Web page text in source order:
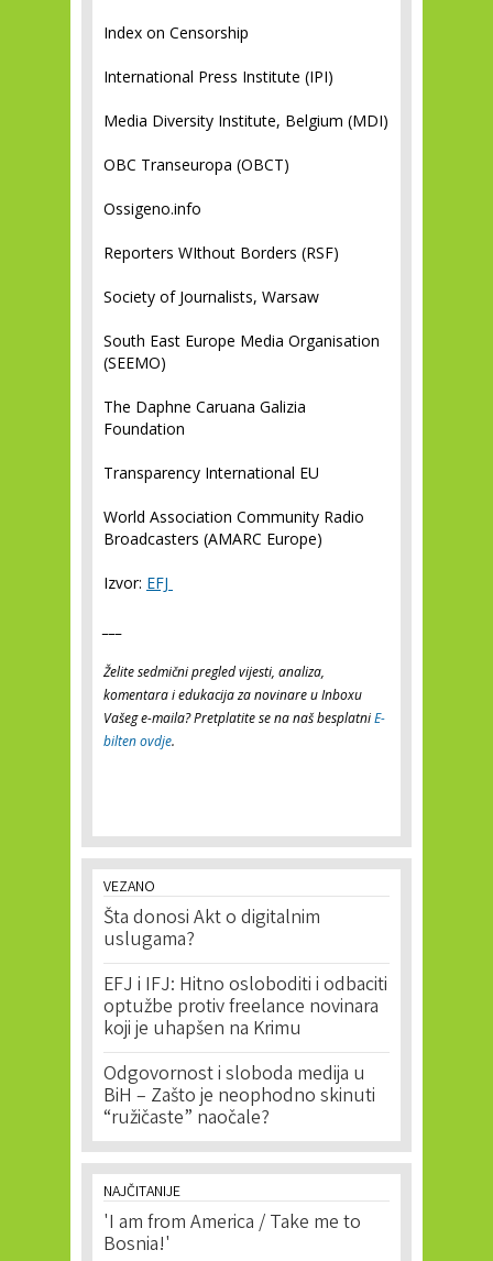
Index on Censorship
International Press Institute (IPI)
Media Diversity Institute, Belgium (MDI)
OBC Transeuropa (OBCT)
Ossigeno.info
Reporters WIthout Borders (RSF)
Society of Journalists, Warsaw
South East Europe Media Organisation
(SEEMO)
The Daphne Caruana Galizia
Foundation
Transparency International EU
World Association Community Radio
Broadcasters (AMARC Europe)
Izvor: EFJ
Želite sedmični pregled vijesti, analiza,
komentara i edukacija za novinare u Inboxu
Vašeg e-maila? Pretplatite se na naš besplatniE-
bilten ovdje.
VEZANO
Šta donosi Akt o digitalnim
uslugama?
EFJ i IFJ: Hitno osloboditi i odbaciti
optužbe protiv freelance novinara
koji je uhapšen na Krimu
Odgovornost i sloboda medija u
BiH – Zašto je neophodno skinuti
“ružičaste” naočale?
NAJČITANIJE
'I am from America / Take me to
Bosnia!'